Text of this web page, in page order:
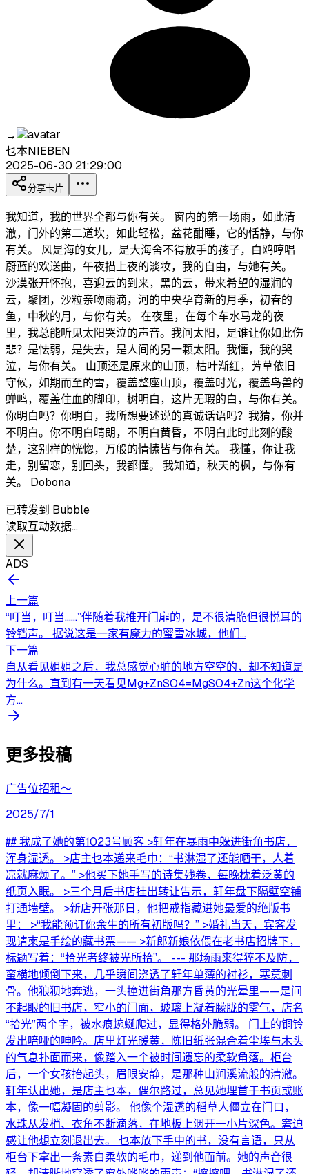
→
乜本NIEBEN
2025-06-30 21:29:00
分享卡片
我知道，我的世界全都与你有关。 窗内的第一场雨，如此清
澈，门外的第二道坎，如此轻松，盆花酣睡，它的恬静，与你
有关。 风是海的女儿，是大海舍不得放手的孩子，白鸥哼唱
蔚蓝的欢送曲，午夜描上夜的淡妆，我的自由，与她有关。
沙漠张开怀抱，喜迎云的到来，黑的云，带来希望的湿润的
云，聚团，沙粒亲吻雨滴，河的中央孕育新的月季，初春的
鱼，中秋的月，与你有关。 在夜里，在每个车水马龙的夜
里，我总能听见太阳哭泣的声音。我问太阳，是谁让你如此伤
悲？是怯弱，是失去，是人间的另一颗太阳。我懂，我的哭
泣，与你有关。 山顶还是原来的山顶，枯叶渐红，芳草依旧
守候，如期而至的雪，覆盖整座山顶，覆盖时光，覆盖鸟兽的
蝉鸣，覆盖住血的脚印，树明白，这片无瑕的白，与你有关。
你明白吗？你明白，我所想要述说的真诚话语吗？我猜，你并
不明白。你不明白晴朗，不明白黄昏，不明白此时此刻的酸
楚，这别样的恍惚，万般的情愫皆与你有关。 我懂，你让我
走，别留恋，别回头，我都懂。 我知道，秋天的枫，与你有
关。 Dobona
已转发到 Bubble
读取互动数据…
ADS
上一篇
“叮当，叮当……”伴随着我推开门扉的，是不很清脆但很悦耳的
铃铛声。 据说这是一家有魔力的蜜雪冰城，他们...
下一篇
自从看见姐姐之后，我总感觉心脏的地方空空的，却不知道是
为什么。直到有一天看见Mg+ZnSO4=MgSO4+Zn这个化学
方...
更多投稿
广告位招租～
2025/7/1
## 我成了她的第1023号顾客 >轩年在暴雨中躲进街角书店，
浑身湿透。 >店主乜本递来毛巾：“书淋湿了还能晒干，人着
凉就麻烦了。” >他买下她手写的诗集残卷，每晚枕着泛黄的
纸页入眠。 >三个月后书店挂出转让告示，轩年盘下隔壁空铺
打通墙壁。 >新店开张那日，他把戒指藏进她最爱的绝版书
里： >“我能预订你余生的所有初版吗？” >婚礼当天，宾客发
现请柬是手绘的藏书票—— >新郎新娘依偎在老书店招牌下，
标题写着：“拾光者终被光所拾”。 --- 那场雨来得猝不及防，
蛮横地倾倒下来，几乎瞬间浇透了轩年单薄的衬衫，寒意刺
骨。他狼狈地奔逃，一头撞进街角那方昏黄的光晕里——是间
不起眼的旧书店，窄小的门面，玻璃上凝着朦胧的雾气，店名
“拾光”两个字，被水痕蜿蜒爬过，显得格外脆弱。 门上的铜铃
发出喑哑的呻吟。店里灯光暖黄，陈旧纸张混合着尘埃与木头
的气息扑面而来，像踏入一个被时间遗忘的柔软角落。柜台
后，一个女孩抬起头，眉眼安静，是那种山涧溪流般的清澈。
轩年认出她，是店主乜本，偶尔路过，总见她埋首于书页或账
本，像一幅凝固的剪影。 他像个湿透的稻草人僵立在门口，
水珠从发梢、衣角不断滴落，在地板上洇开一小片深色。窘迫
感让他想立刻退出去。 乜本放下手中的书，没有言语，只从
柜台下拿出一条素白柔软的毛巾，递到他面前。她的声音很